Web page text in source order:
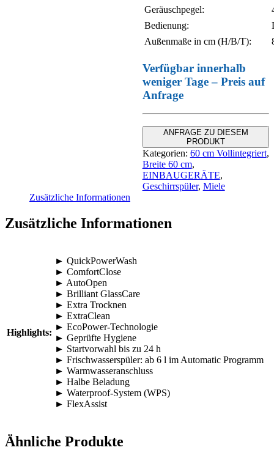
Geräuschpegel:
Bedienung:
Außenmaße in cm (H/B/T):
Verfügbar innerhalb
weniger Tage – Preis auf
Anfrage
ANFRAGE ZU DIESEM
PRODUKT
Kategorien: 60 cm Vollintegriert,
Breite 60 cm,
EINBAUGERÄTE,
Geschirrspüler, Miele
Zusätzliche Informationen
Zusätzliche Informationen
Highlights:
► QuickPowerWash
► ComfortClose
► AutoOpen
► Brilliant GlassCare
► Extra Trocknen
► ExtraClean
► EcoPower-Technologie
► Geprüfte Hygiene
► Startvorwahl bis zu 24 h
► Frischwasserspüler: ab 6 l im Automatic Programm
► Warmwasseranschluss
► Halbe Beladung
► Waterproof-System (WPS)
► FlexAssist
Ähnliche Produkte